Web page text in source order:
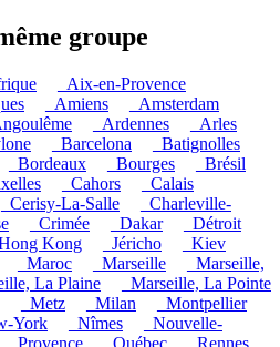
groupe
_Aix-en-Provence
_Amiens
_Amsterdam
_Ardennes
_Arles
_Barcelona
_Batignolles
_Bordeaux _Bourges
_Brésil
_Cahors
_Calais
_Cerisy-La-Salle
_Charleville-
_Crimée _Dakar
_Détroit
Kong _Jéricho
_Kiev
_Maroc _Marseille
_Marseille,
La Plaine
_Marseille, La Pointe
_Metz _Milan
_Montpellier
York _Nîmes
_Nouvelle-
_Provence _Québec _Rennes